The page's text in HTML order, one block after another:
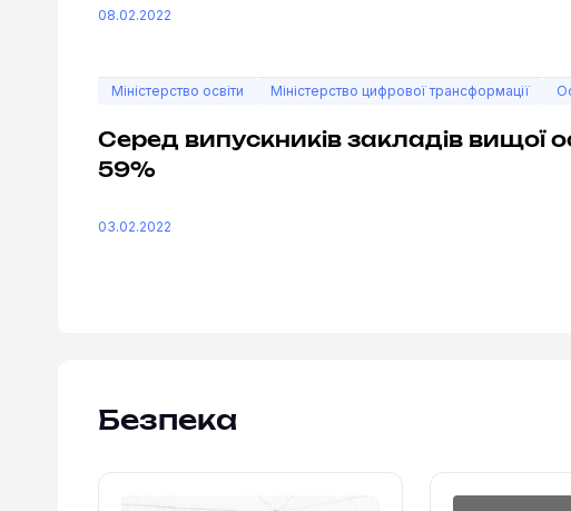
08.02.2022
Міністерство освіти Міністерство цифрової трансформації
Серед випускників закладів вищої
59%
03.02.2022
Безпека